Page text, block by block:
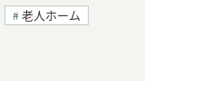
老人ホーム